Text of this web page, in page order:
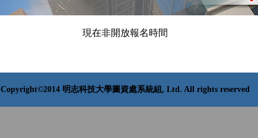
現在非開放報名時間
Copyright©2014 明志科技大學圖資處系統組, Ltd. All rights reserved